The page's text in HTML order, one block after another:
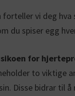
forteller vi deg hva
du spiser egg
for
to viktige
Disse bidrar til å